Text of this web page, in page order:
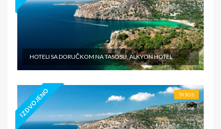
HOTELI SA DORUČKOM NA TASOSU, ALKYON HOTEL
IZDVOJENO TASOS